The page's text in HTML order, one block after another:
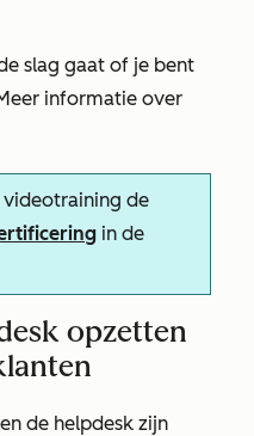
slag gaat of je bent
informatie over
de
in de
opzetten
de helpdesk zijn